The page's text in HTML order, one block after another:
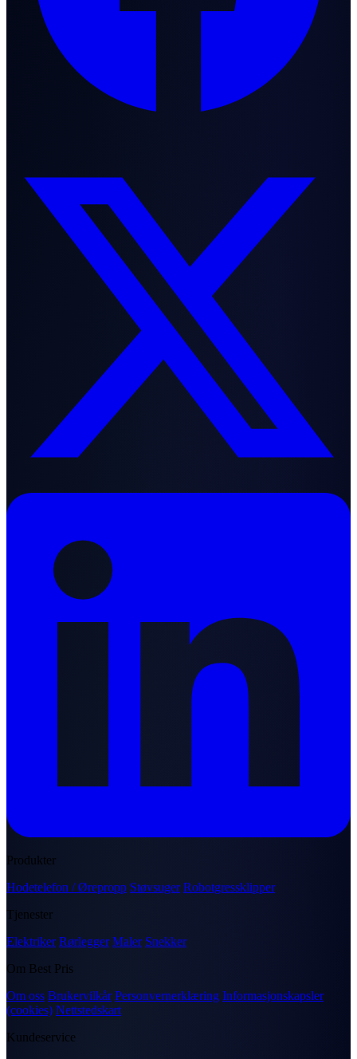
Produkter
Hodetelefon / Ørepropp Støvsuger Robotgressklipper
Tjenester
Elektriker Rørlegger Maler Snekker
Om Best Pris
Om oss Brukervilkår Personvernerklæring Informasjonskapsler
(cookies) Nettstedskart
Kundeservice